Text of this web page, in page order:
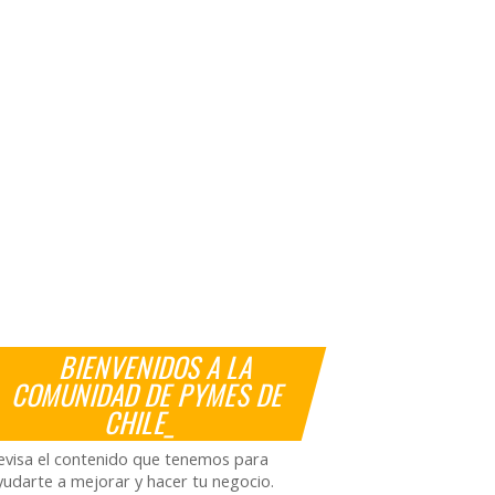
BIENVENIDOS A LA
COMUNIDAD DE PYMES DE
CHILE_
el contenido que tenemos para
a mejorar y hacer tu negocio.